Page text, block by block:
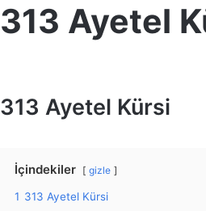
313 Ayetel
313 Ayetel Kürsi
İçindekiler gizle
1 313 Ayetel Kürsi